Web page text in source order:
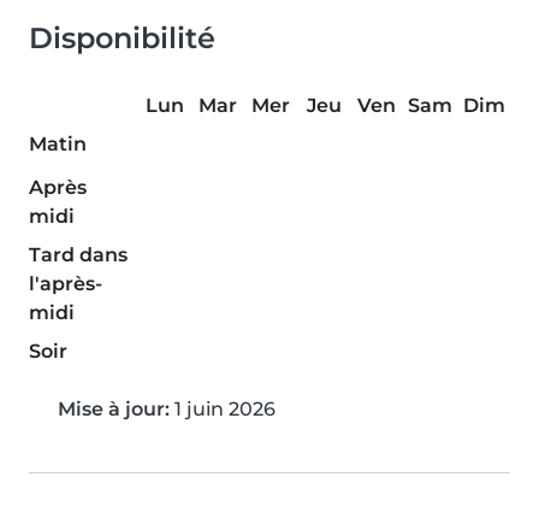
Disponibilité
Lun Mar Mer Jeu Ven Sam Dim
Matin
Après
midi
Tard dans
l'après-
midi
Soir
Mise à jour: 1 juin 2026